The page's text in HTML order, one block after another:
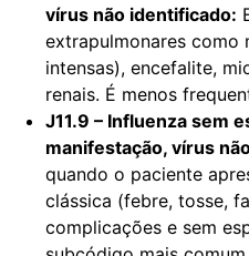
vírus não identificado:
extrapulmonares como
intensas), encefalite,
renais. É menos
J11.9 – Influenza sem
manifestação, vírus
quando o paciente
clássica (febre, tosse,
complicações e sem